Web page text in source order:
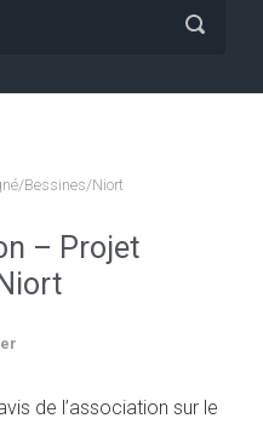
Bessines/Niort
– Projet
de l’association sur le